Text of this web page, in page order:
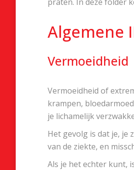
Algemene
Vermoeidheid
Vermoeidheid of
krampen,
je lichamelijk
Het gevolg is dat je, je
van de ziekte, en
Als je het echter kunt,